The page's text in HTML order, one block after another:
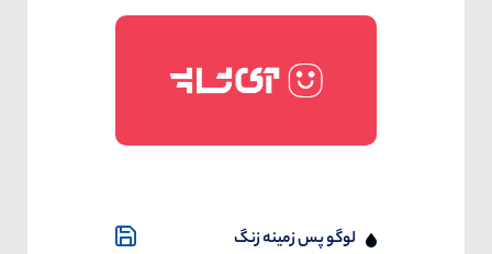
لوگو پس زمینه زنگ